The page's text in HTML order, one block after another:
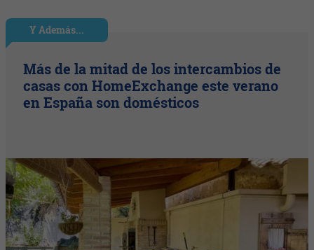
Y Además...
Más de la mitad de los intercambios de
casas con HomeExchange este verano
en España son domésticos